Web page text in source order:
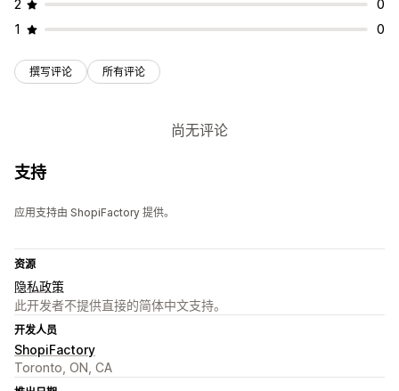
2
0
1
0
撰写评论 所有评论
尚无评论
支持
应用支持由 ShopiFactory 提供。
资源
隐私政策
此开发者不提供直接的简体中文支持。
开发人员
ShopiFactory
Toronto, ON, CA